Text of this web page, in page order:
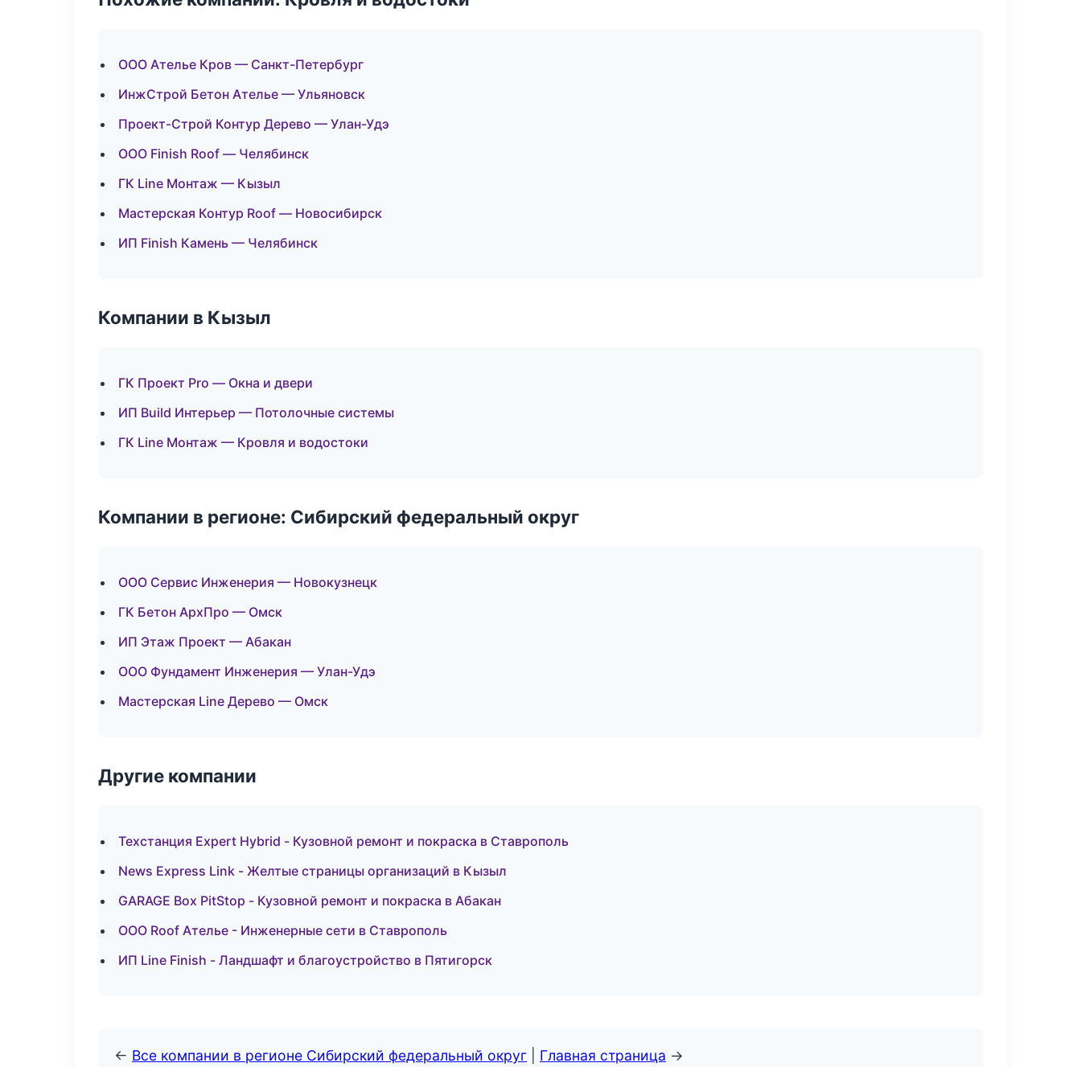
ООО Ателье Кров — Санкт-Петербург
ИнжСтрой Бетон Ателье — Ульяновск
Проект-Строй Контур Дерево — Улан-Удэ
ООО Finish Roof — Челябинск
ГК Line Монтаж — Кызыл
Мастерская Контур Roof — Новосибирск
ИП Finish Камень — Челябинск
Компании в Кызыл
ГК Проект Pro — Окна и двери
ИП Build Интерьер — Потолочные системы
ГК Line Монтаж — Кровля и водостоки
Компании в регионе: Сибирский федеральный округ
ООО Сервис Инженерия — Новокузнецк
ГК Бетон АрхПро — Омск
ИП Этаж Проект — Абакан
ООО Фундамент Инженерия — Улан-Удэ
Мастерская Line Дерево — Омск
Другие компании
Техстанция Expert Hybrid - Кузовной ремонт и покраска в Ставрополь
News Express Link - Желтые страницы организаций в Кызыл
GARAGE Box PitStop - Кузовной ремонт и покраска в Абакан
ООО Roof Ателье - Инженерные сети в Ставрополь
ИП Line Finish - Ландшафт и благоустройство в Пятигорск
← Все компании в регионе Сибирский федеральный округ Главная страница →